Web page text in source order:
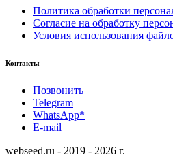
Политика обработки
Согласие на обработку
Условия использования
Контакты
Позвонить
Telegram
WhatsApp*
E-mail
webseed.ru - 2019 - 2026 г.